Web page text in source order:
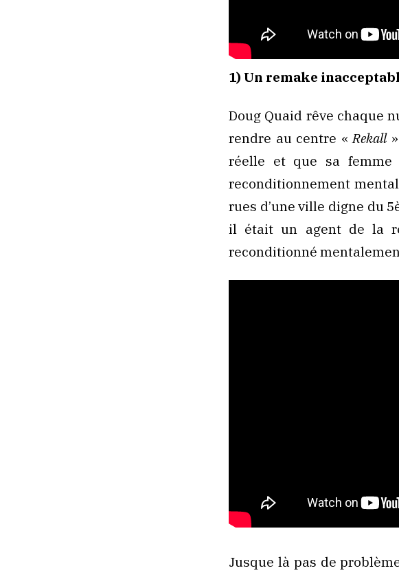
1) Un remake
Doug Quaid rêve chaque
rendre au centre «Rekall»
réelle et que sa femme
reconditionnement
rues d’une ville digne du
il était un agent de la
reconditionné
Jusque là pas de